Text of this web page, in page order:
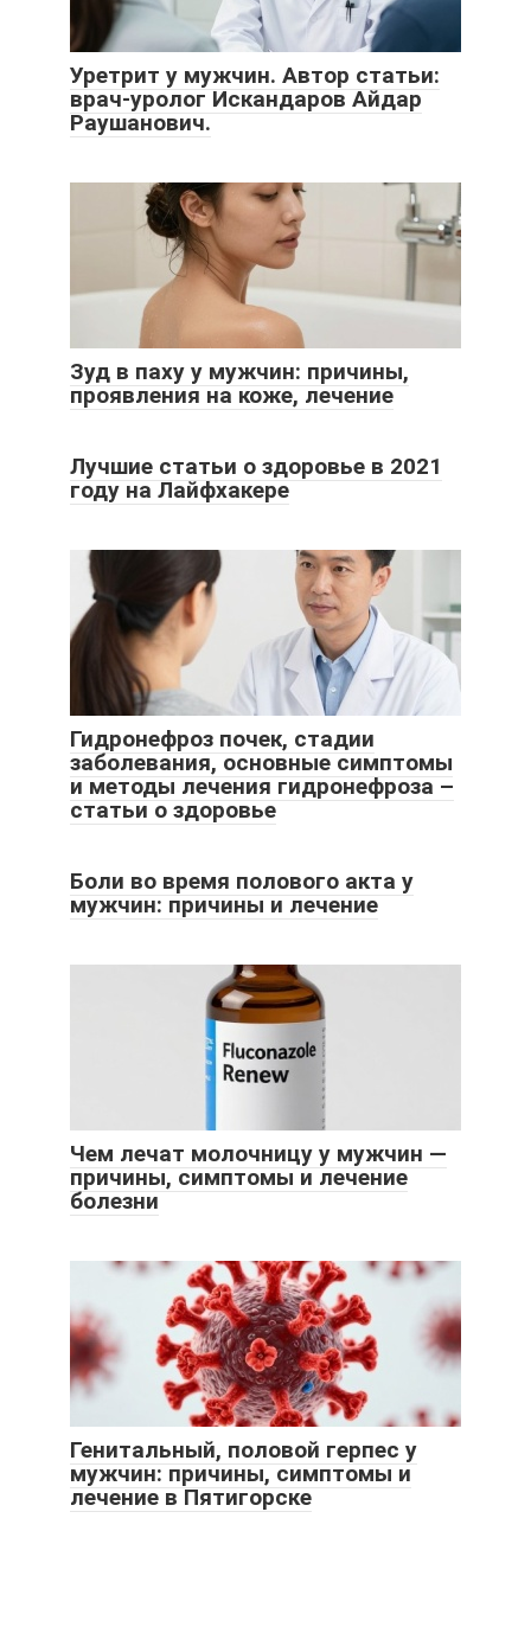
Уретрит у мужчин. Автор статьи:
врач-уролог Искандаров Айдар
Раушанович.
Зуд в паху у мужчин: причины,
проявления на коже, лечение
Лучшие статьи о здоровье в 2021
году на Лайфхакере
Гидронефроз почек, стадии
заболевания, основные симптомы
и методы лечения гидронефроза –
статьи о здоровье
Боли во время полового акта у
мужчин: причины и лечение
Чем лечат молочницу у мужчин —
причины, симптомы и лечение
болезни
Генитальный, половой герпес у
мужчин: причины, симптомы и
лечение в Пятигорске